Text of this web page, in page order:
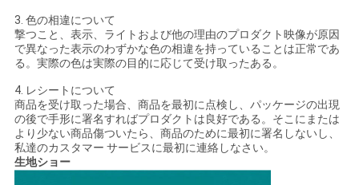
3. 色の相違について
撃つこと、表示、ライトおよび他の理由のプロダクト映像が原因
で異なった表示のわずかな色の相違を持っていることは正常であ
る。実際の色は実際の目的に応じて受け取ったある。
4. レシートについて
商品を受け取った場合、商品を最初に点検し、パッケージの出現
の後で手形に署名すればプロダクトは良好である。そこにまたは
より少ない商品傷ついたら、商品のために最初に署名しないし、
私達のカスタマー サービスに最初に連絡しなさい。
生地ショー